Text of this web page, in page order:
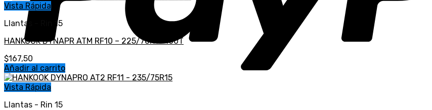
Vista Rápida
Llantas - Rin 15
HANKOOK DYNAPR ATM RF10 – 225/70R15 100T
$167,50
Añadir al carrito
Vista Rápida
Llantas - Rin 15